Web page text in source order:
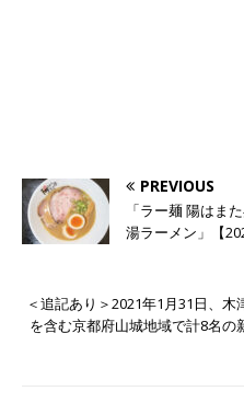
PREVIOUS
「ラー麺 陽はま
湯ラーメン」【
＜追記あり＞2021年1月31日、
を含む京都府山城地域で計8名の